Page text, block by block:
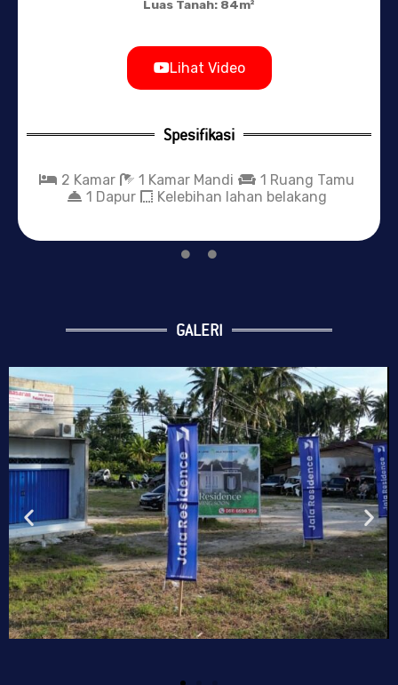
Luas Tanah: 84m²
Spesifikasi
GALERI